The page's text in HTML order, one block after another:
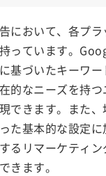
において、各プ
っています。
基づいたキーワ
的なニーズを持
できます。また
た基本的な設定
るリマーケティ
きます。